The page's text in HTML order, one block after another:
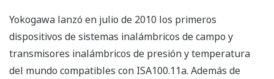
Yokogawa lanzó en julio de 2010 los primeros
dispositivos de sistemas inalámbricos de campo y
transmisores inalámbricos de presión y temperatura
del mundo compatibles con ISA100.11a. Además de